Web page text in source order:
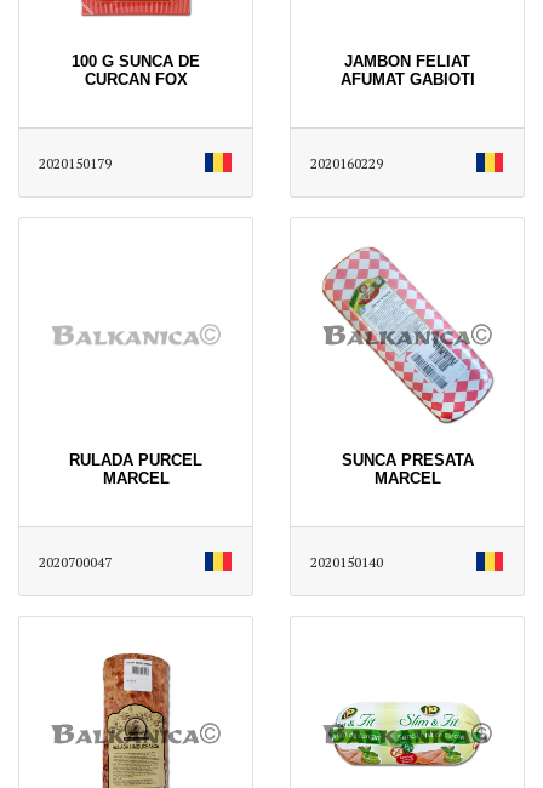
100 G SUNCA DE
CURCAN FOX
2020150179
JAMBON FELIAT
AFUMAT GABIOTI
2020160229
RULADA PURCEL
MARCEL
2020700047
SUNCA PRESATA
MARCEL
2020150140